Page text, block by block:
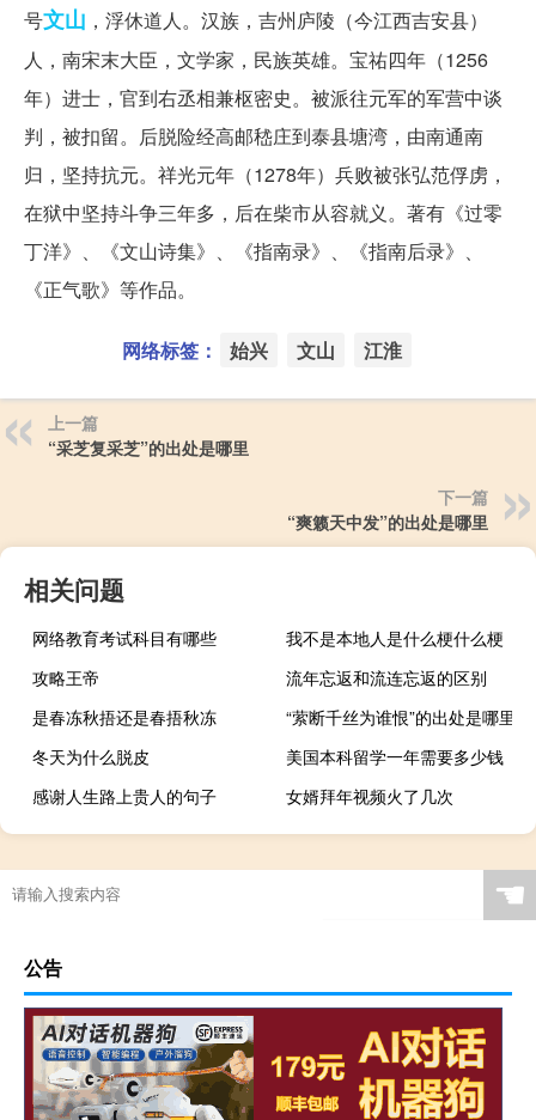
号文山 ，浮休道人。汉族，吉州庐陵（今江西吉安县）
人，南宋末大臣，文学家，民族英雄。宝祐四年（1256
年）进士，官到右丞相兼枢密史。被派往元军的军营中谈
判，被扣留。后脱险经高邮嵇庄到泰县塘湾，由南通南
归，坚持抗元。祥光元年（1278年）兵败被张弘范俘虏，
在狱中坚持斗争三年多，后在柴市从容就义。著有《过零
丁洋》、《文山诗集》、《指南录》、《指南后录》、
《正气歌》等作品。
网络标签： 始兴 文山 江淮
上一篇
“采芝复采芝”的出处是哪里
下一篇
“爽籁天中发”的出处是哪里
相关问题
网络教育考试科目有哪些
我不是本地人是什么梗什么梗
攻略王帝
流年忘返和流连忘返的区别
是春冻秋捂还是春捂秋冻
“萦断千丝为谁恨”的出处是哪里
冬天为什么脱皮
美国本科留学一年需要多少钱
感谢人生路上贵人的句子
女婿拜年视频火了几次
☚
公告